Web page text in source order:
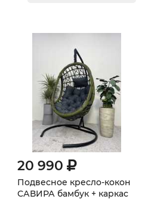
20 990
Подвесное кресло-кокон
САВИРА бамбук + каркас